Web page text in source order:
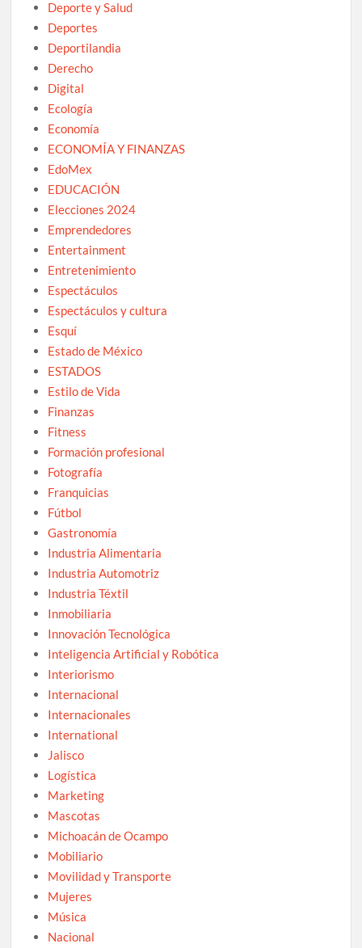
Deporte y Salud
Deportes
Deportilandia
Derecho
Digital
Ecología
Economía
ECONOMÍA Y FINANZAS
EdoMex
EDUCACIÓN
Elecciones 2024
Emprendedores
Entertainment
Entretenimiento
Espectáculos
Espectáculos y cultura
Esquí
Estado de México
ESTADOS
Estilo de Vida
Finanzas
Fitness
Formación profesional
Fotografía
Franquicias
Fútbol
Gastronomía
Industria Alimentaria
Industria Automotriz
Industria Téxtil
Inmobiliaria
Innovación Tecnológica
Inteligencia Artificial y Robótica
Interiorismo
Internacional
Internacionales
International
Jalisco
Logística
Marketing
Mascotas
Michoacán de Ocampo
Mobiliario
Movilidad y Transporte
Mujeres
Música
Nacional